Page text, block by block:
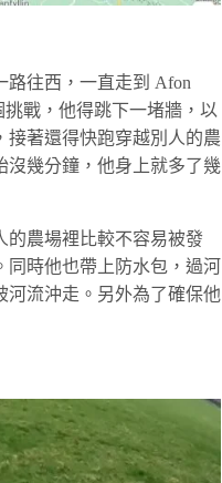
路往西，一直走到 Afon
戰，他得跳下一堵牆，以
接著還得快跑穿越別人的農
沒幾分鐘，他身上就多了幾
的農場裡比較不容易被發
同時他也帶上防水包，過河
河流沖走。另外為了確保他